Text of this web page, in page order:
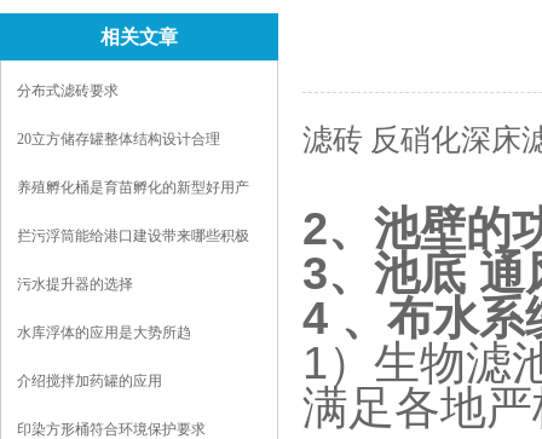
相关文章
分布式滤砖要求
20立方储存罐整体结构设计合理
养殖孵化桶是育苗孵化的新型好用产
拦污浮筒能给港口建设带来哪些积极
污水提升器的选择
水库浮体的应用是大势所趋
介绍搅拌加药罐的应用
印染方形桶符合环境保护要求
滤砖 反硝化深床
2、池壁的
3、池底 通
4 、布水系
1）生物滤
满足各地